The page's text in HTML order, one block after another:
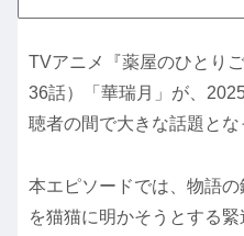
TVアニメ『薬屋のひとり
36話）「華瑞月」が、
聴者の間で大きな話題とな
本エピソードでは、物語
を猫猫に明かそうとする